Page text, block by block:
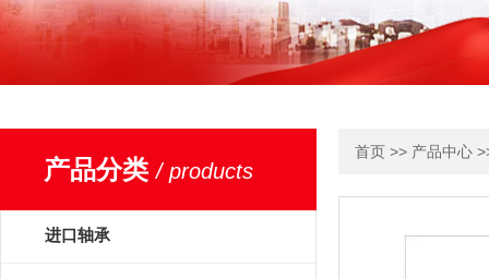
产品分类/ products
进口轴承
首页 >> 产品中心